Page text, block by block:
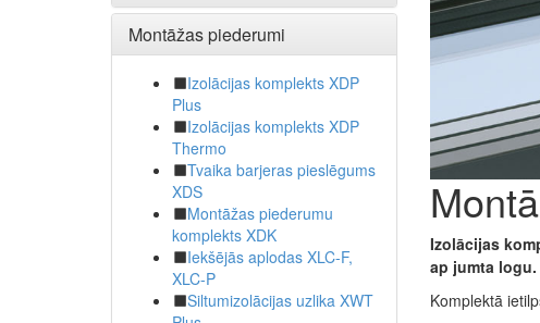
Montāžas piederumi
Izolācijas komplekts XDP
Plus
Izolācijas komplekts XDP
Thermo
Tvaika barjeras pieslēgums
XDS
Montāžas piederumu
komplekts XDK
Iekšējās aplodas XLC-F,
XLC-P
Siltumizolācijas uzlika XWT
Izolācijas
ap jumta logu.
Komplektā